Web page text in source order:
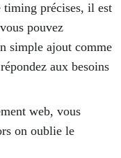
timing précises, il est
pouvez
simple ajout comme
aux besoins
web, vous
on oublie le